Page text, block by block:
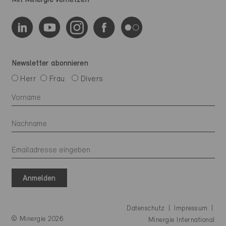
Newsletter abonnieren
Herr
Frau Divers
Anmelden
© Minergie 2026
Datenschutz
Impressum
Minergie International